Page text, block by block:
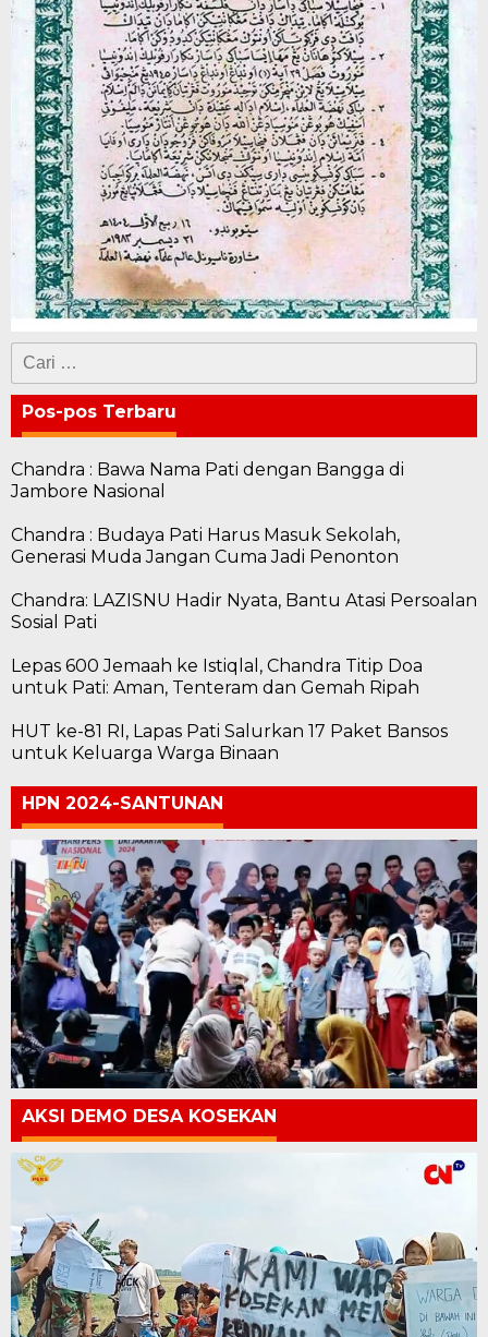
Cari
untuk:
Pos-pos Terbaru
Chandra : Bawa Nama Pati dengan Bangga di
Jambore Nasional
Chandra : Budaya Pati Harus Masuk Sekolah,
Generasi Muda Jangan Cuma Jadi Penonton
Chandra: LAZISNU Hadir Nyata, Bantu Atasi Persoalan
Sosial Pati
Lepas 600 Jemaah ke Istiqlal, Chandra Titip Doa
untuk Pati: Aman, Tenteram dan Gemah Ripah
HUT ke-81 RI, Lapas Pati Salurkan 17 Paket Bansos
untuk Keluarga Warga Binaan
HPN 2024-SANTUNAN
AKSI DEMO DESA KOSEKAN